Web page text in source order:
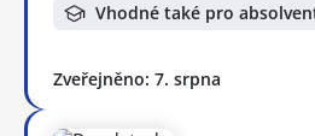
Vhodné také pro
Zveřejněno: 7. srpna